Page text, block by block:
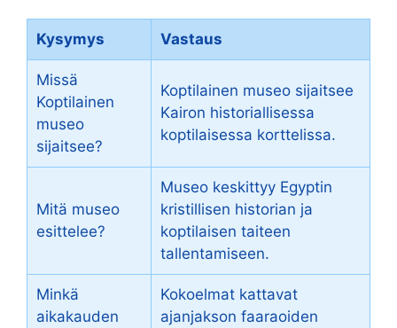
Kysymys Vastaus
Missä
Koptilainen
museo
sijaitsee?
Koptilainen museo sijaitsee
Kairon historiallisessa
koptilaisessa korttelissa.
Mitä museo
esittelee?
Museo keskittyy Egyptin
kristillisen historian ja
koptilaisen taiteen
tallentamiseen.
Minkä
aikakauden
Kokoelmat kattavat
ajanjakson faaraoiden